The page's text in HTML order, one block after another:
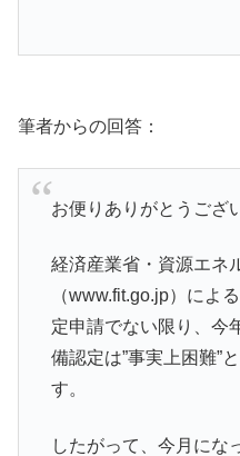
筆者からの回答：
お便りありがとうござ
経済産業省・資源エネ
（www.fit.go.jp）によ
定申請でない限り、今
備認定は”事実上困難”
す。
したがって、今月にな